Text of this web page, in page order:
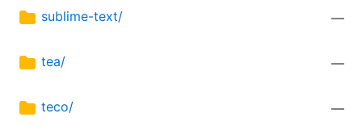
sublime-text/ —
tea/ —
teco/ —